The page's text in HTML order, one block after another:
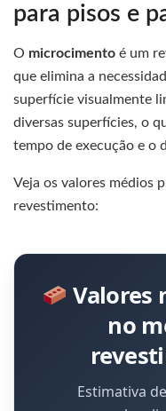
para pisos e
O microcimento é um
que elimina a
superfície visualmente
diversas superfícies, o
tempo de execução e o
Veja os valores médios
revestimento:
Valores
no
Estimativa